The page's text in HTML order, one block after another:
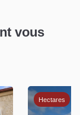
vous
Hectares